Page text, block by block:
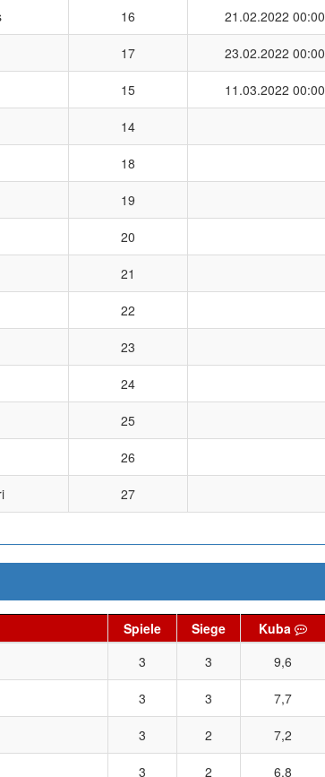
16 21.02.2022 00:00
17 23.02.2022 00:00
15 11.03.2022 00:00
14
18
19
20
21
22
23
24
25
26
27
Spiele Siege Kuba
3 3 9,6
3 3 7,7
3 2 7,2
3 2 6,8